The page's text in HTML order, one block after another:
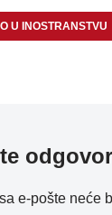
U INOSTRANSTVU
odgovor
e-pošte neće